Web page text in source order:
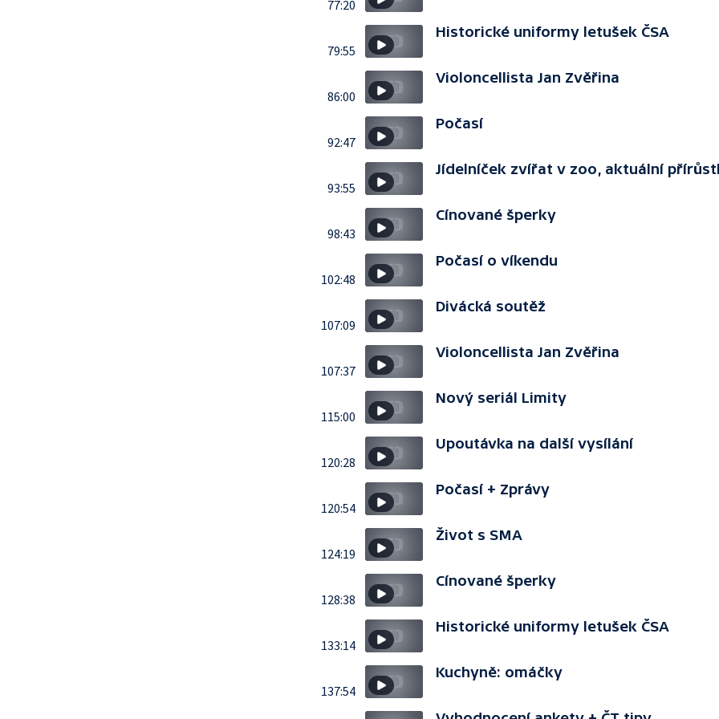
77:20
79:55
Historické uniformy letušek ČSA
86:00
Violoncellista Jan Zvěřina
92:47
Počasí
93:55
Jídelníček zvířat v zoo, aktuální
98:43
Cínované šperky
102:48
Počasí o víkendu
107:09
Divácká soutěž
107:37
Violoncellista Jan Zvěřina
115:00
Nový seriál Limity
120:28
Upoutávka na další vysílání
120:54
Počasí + Zprávy
124:19
Život s SMA
128:38
Cínované šperky
133:14
Historické uniformy letušek ČSA
137:54
Kuchyně: omáčky